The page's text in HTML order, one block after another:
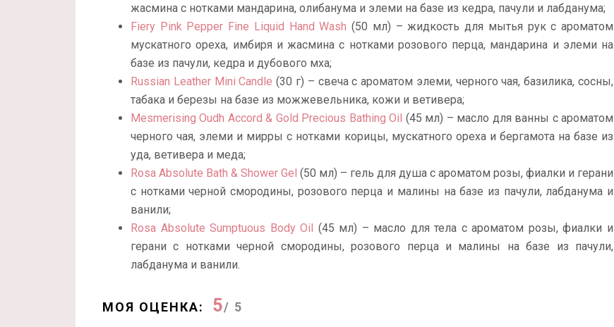
жасмина с нотками мандарина, олибанума и элеми на базе из кедра, пачули и лабданума;
Fiery Pink Pepper Fine Liquid Hand Wash (50 мл) – жидкость для мытья рук с ароматом
мускатного ореха, имбиря и жасмина с нотками розового перца, мандарина и элеми на
базе из пачули, кедра и дубового мха;
Russian Leather Mini Candle (30 г) – свеча с ароматом элеми, черного чая, базилика, сосны,
табака и березы на базе из можжевельника, кожи и ветивера;
Mesmerising Oudh Accord & Gold Precious Bathing Oil (45 мл) – масло для ванны с ароматом
черного чая, элеми и мирры с нотками корицы, мускатного ореха и бергамота на базе из
уда, ветивера и меда;
Rosa Absolute Bath & Shower Gel (50 мл) – гель для душа с ароматом розы, фиалки и герани
с нотками черной смородины, розового перца и малины на базе из пачули, лабданума и
ванили;
Rosa Absolute Sumptuous Body Oil (45 мл) – масло для тела с ароматом розы, фиалки и
герани с нотками черной смородины, розового перца и малины на базе из пачули,
лабданума и ванили.
МОЯ ОЦЕНКА: 5/ 5